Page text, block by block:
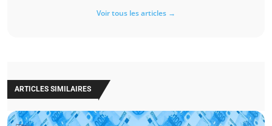
Voir tous les articles →
ARTICLES SIMILAIRES